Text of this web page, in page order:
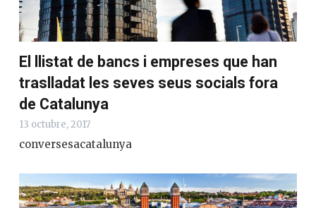
El llistat de bancs i empreses que han
traslladat les seves seus socials fora
de Catalunya
13 octubre, 2017
conversesacatalunya